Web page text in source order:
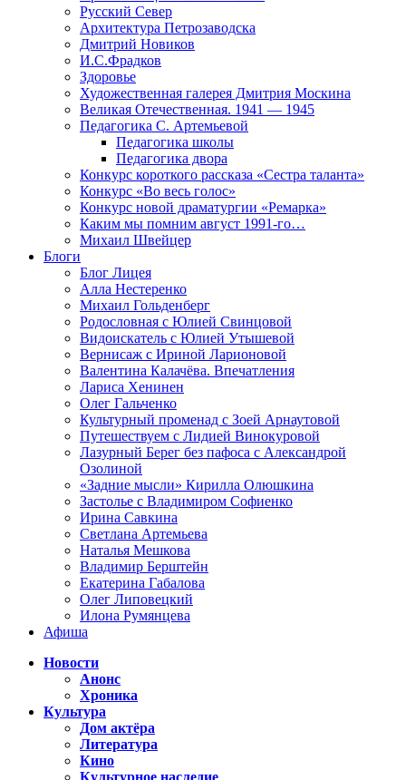
Русский Север
Архитектура Петрозаводска
Дмитрий Новиков
И.С.Фрадков
Здоровье
Художественная галерея Дмитрия Москина
Великая Отечественная. 1941 — 1945
Педагогика С. Артемьевой
Педагогика школы
Педагогика двора
Конкурс короткого рассказа «Сестра таланта»
Конкурс «Во весь голос»
Конкурс новой драматургии «Ремарка»
Каким мы помним август 1991-го…
Михаил Швейцер
Блоги
Блог Лицея
Алла Нестеренко
Михаил Гольденберг
Родословная с Юлией Свинцовой
Видоискатель с Юлией Утышевой
Вернисаж с Ириной Ларионовой
Валентина Калачёва. Впечатления
Лариса Хенинен
Олег Гальченко
Культурный променад с Зоей Арнаутовой
Путешествуем с Лидией Винокуровой
Лазурный Берег без пафоса с Александрой
Озолиной
«Задние мысли» Кирилла Олюшкина
Застолье с Владимиром Софиенко
Ирина Савкина
Светлана Артемьева
Наталья Мешкова
Владимир Берштейн
Екатерина Габалова
Олег Липовецкий
Илона Румянцева
Афиша
Новости
Анонс
Хроника
Культура
Дом актёра
Литература
Кино